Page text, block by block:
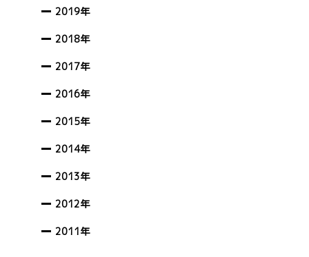
2019年
2018年
2017年
2016年
2015年
2014年
2013年
2012年
2011年